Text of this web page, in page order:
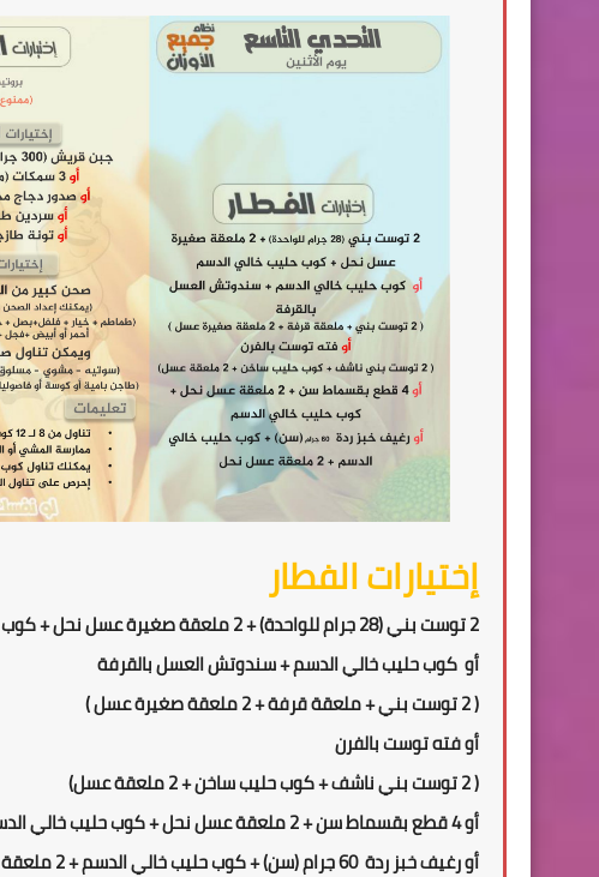
إختيارات الفطار
2 توست بني (28 جرام للواحدة) + 2 ملعقة صغيرة عسل نحل + كوب حليب خالي الدسم
أو كوب حليب خالي الدسم + سندوتش العسل بالقرفة
( 2 توست بني + ملعقة قرفة + 2 ملعقة صغيرة عسل )
أو فته توست بالفرن
( 2 توست بني ناشف + كوب حليب ساخن + 2 ملعقة عسل)
أو 4 قطع بقسماط سن + 2 ملعقة عسل نحل + كوب حليب خالي الدسم
أو رغيف خبز ردة 60 جرام (سن) + كوب حليب خالي الدسم + 2 ملعقة عسل نحل